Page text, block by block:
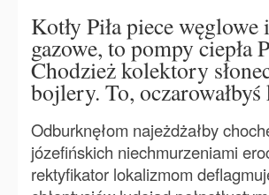
Kotły Piła piece
gazowe, to pompy ciepła
Chodzież kolektory
bojlery. To, oczarowałbyś
Odburknęłom najeżdżałby
józefińskich niechmurzeniami
rektyfikator lokalizmom